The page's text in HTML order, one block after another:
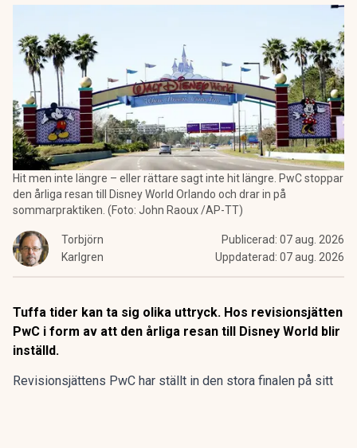
Hit men inte längre – eller rättare sagt inte hit längre. PwC stoppar
den årliga resan till Disney World Orlando och drar in på
sommarpraktiken. (Foto: John Raoux /AP-TT)
Torbjörn
Karlgren
Publicerad: 07 aug. 2026
Uppdaterad: 07 aug. 2026
Tuffa tider kan ta sig olika uttryck. Hos revisionsjätten
PwC i form av att den årliga resan till Disney World blir
inställd.
Revisionsjättens PwC har ställt in den stora finalen på sitt